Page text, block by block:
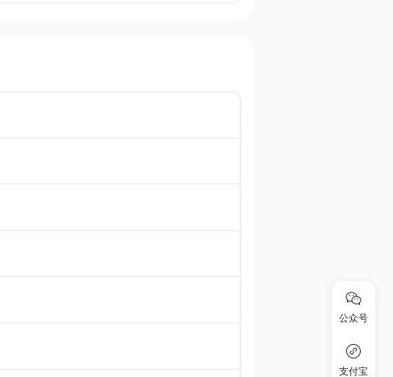
公众号
支付宝